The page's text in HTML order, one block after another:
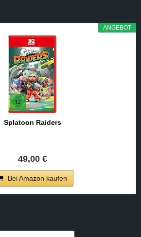
ANGEBOT
Splatoon Raiders
49,00 €
Bei Amazon kaufen